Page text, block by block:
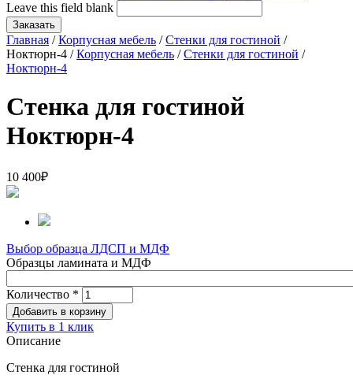
Leave this field blank
Главная /Корпусная мебель /Стенки для гостиной /
Ноктюрн-4 /Корпусная мебель /Стенки для гостиной /
Ноктюрн-4
Стенка для гостиной
Ноктюрн-4
10 400₽
Выбор образца ЛДСП и МДФ
Образцы ламината и МДФ
Количество *
Купить в 1 клик
Описание
Стенка для гостиной